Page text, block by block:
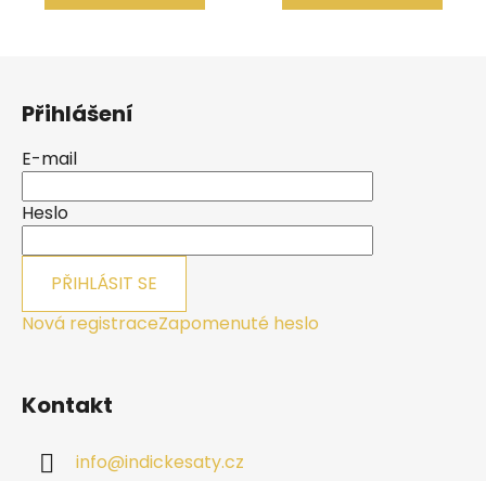
Přihlášení
E-mail
Heslo
PŘIHLÁSIT SE
Nová registraceZapomenuté heslo
Kontakt
info@indickesaty.cz